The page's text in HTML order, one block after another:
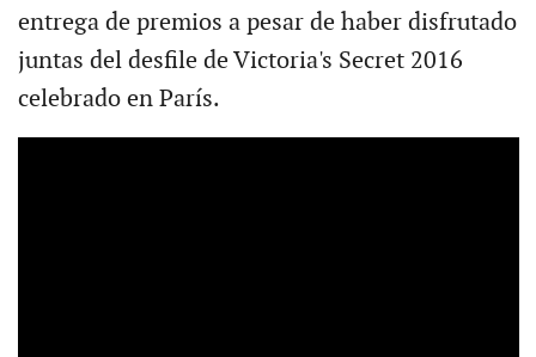
entrega de premios a pesar de haber disfrutado
juntas del desfile de Victoria's Secret 2016
celebrado en París.